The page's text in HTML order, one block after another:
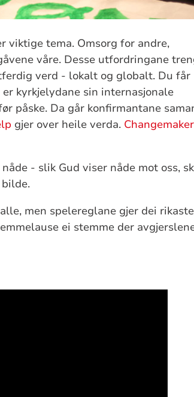
viktige tema. Omsorg for andre,
våre. Desse utfordringane
verd - lokalt og globalt. Du får
kyrkjelydane sin internasjonale
påske. Da går konfirmantane
gjer over heile verda. Changemaker
- slik Gud viser nåde mot oss,
men spelereglane gjer dei rikaste
ei stemme der